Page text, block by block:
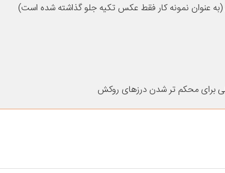
نمونه کار فقط عکس تکیه جلو گذاشته شده است)
برای محکم تر شدن درزهای روکش